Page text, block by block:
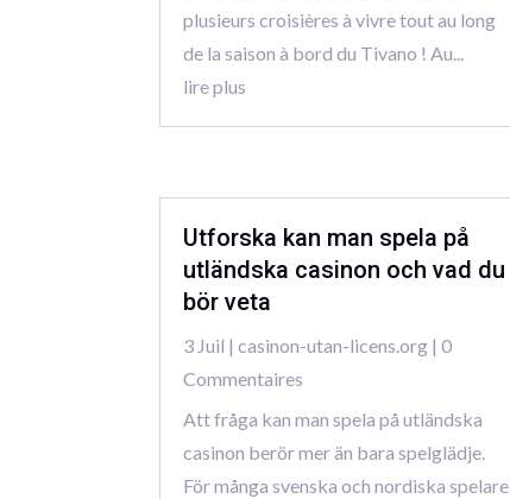
plusieurs croisières à vivre tout au long
de la saison à bord du Tivano ! Au...
lire plus
Utforska kan man spela på
utländska casinon och vad du
bör veta
3 Juil |casinon-utan-licens.org | 0
Commentaires
Att fråga kan man spela på utländska
casinon berör mer än bara spelglädje.
För många svenska och nordiska spelare